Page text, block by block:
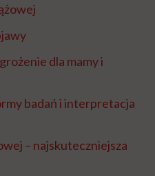
dla mamy i
badań i interpretacja
– najskuteczniejsza